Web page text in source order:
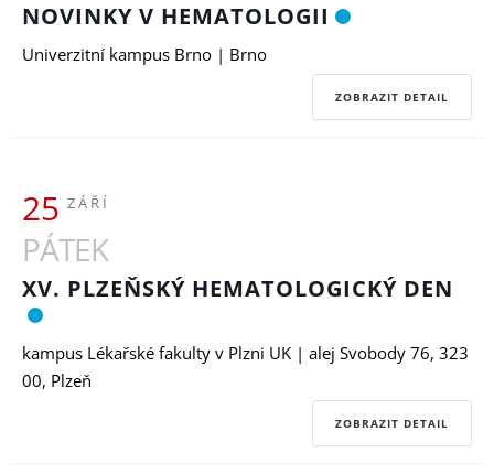
NOVINKY V HEMATOLOGII
Univerzitní kampus Brno | Brno
ZOBRAZIT DETAIL
25 ZÁŘÍ
PÁTEK
XV. PLZEŇSKÝ HEMATOLOGICKÝ DEN
kampus Lékařské fakulty v Plzni UK | alej Svobody 76, 323
00, Plzeň
ZOBRAZIT DETAIL